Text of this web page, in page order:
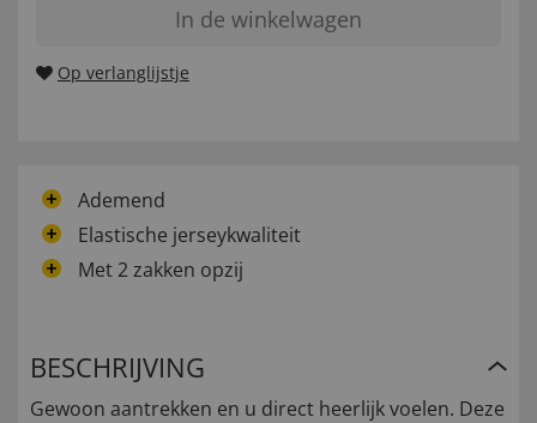
In de winkelwagen
Op verlanglijstje
Ademend
Elastische jerseykwaliteit
Met 2 zakken opzij
BESCHRIJVING
Gewoon aantrekken en u direct heerlijk voelen. Deze